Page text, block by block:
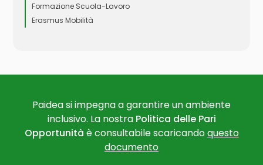
Formazione Scuola-Lavoro
Erasmus Mobilità
Paidea si impegna a garantire un ambiente
inclusivo. La nostra Politica delle Pari
Opportunità è consultabile scaricandoquesto
documento